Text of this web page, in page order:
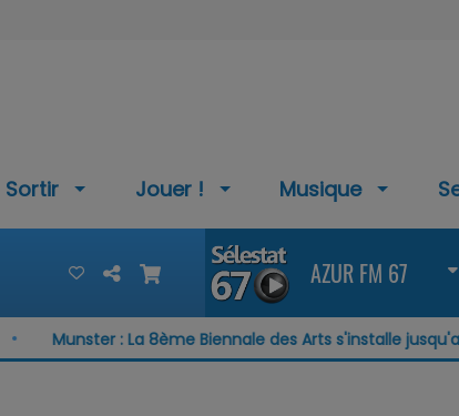
Sortir Jouer ! Musique
AZUR FM 67
Munster : La 8ème Biennale des Arts s'installe jusqu'au